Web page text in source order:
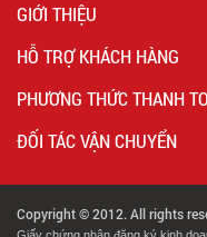
GIỚI THIỆU
HỖ TRỢ KHÁCH HÀNG
PHƯƠNG THỨC THANH
ĐỐI TÁC VẬN CHUYỂN
Copyright © 2012. All rights